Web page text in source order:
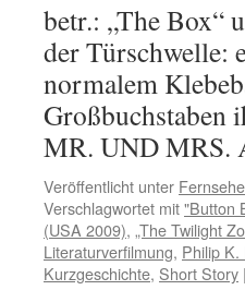
betr.: „The Box“
der Türschwelle:
normalem
Großbuchstaben
MR. UND
Veröffentlicht unter
Verschlagwortet mit"Button
(USA 2009), „The Twilight
Literaturverfilmung, Philip K.
Kurzgeschichte, Short Story |